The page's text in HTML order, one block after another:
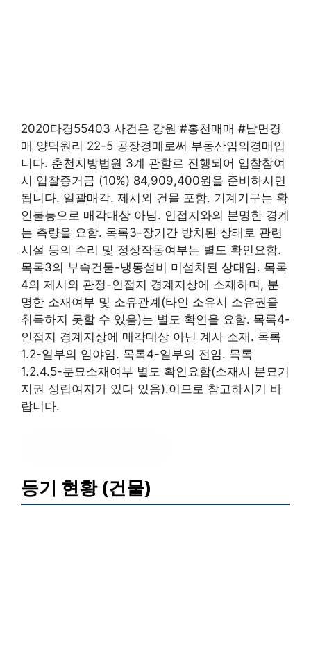
2020타경55403 사건은 강원 #홍천매매 #남면경
매 양덕원리 22-5 공장경매로써 부동산임의경매입
니다. 춘천지방법원 3계 관할로 진행되어 입찰참여
시 입찰증거금 (10%) 84,909,400원을 준비하시면
됩니다. 일괄매각. 제시외 건물 포함. 기계기구는 확
인불능으로 매각대상 아님. 인접지와의 분명한 경계
는 측량을 요함. 목록3-장기간 방치된 상태로 관련
시설 등의 수리 및 정상작동여부는 별도 확인요함.
목록3의 부속건물-냉동설비 미설치된 상태임. 목록
4의 제시외 관정-인접지 경계지상에 소재하며, 분
명한 소재여부 및 소유관계(타인 소유시 소유권을
취득하지 못할 수 있음)는 별도 확인을 요함. 목록4-
인접지 경계지상에 매각대상 아닌 계사 소재. 목록
1.2-일부의 임야임. 목록4-일부의 전임. 목록
1.2.4.5-분묘소재여부 별도 확인요함(소재시 분묘기
지권 성립여지가 있다 있음).이므로 참고하시기 바
랍니다.
등기 현황 (건물)